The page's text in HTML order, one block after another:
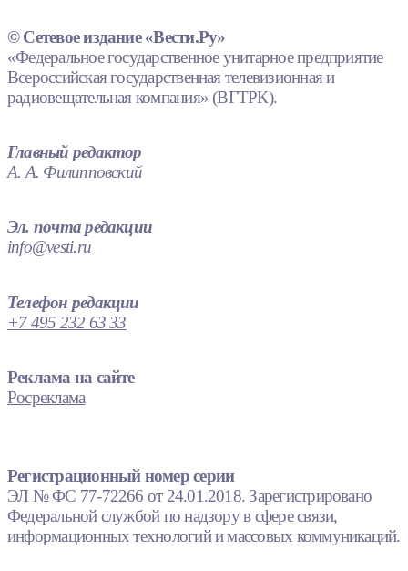
© Сетевое издание «Вести.Ру»
«Федеральное государственное унитарное предприятие
Всероссийская государственная телевизионная и
радиовещательная компания» (ВГТРК).
Главный редактор
А. А. Филипповский
Эл. почта редакции
info@vesti.ru
Телефон редакции
+7 495 232 63 33
Реклама на сайте
Росреклама
Регистрационный номер серии
ЭЛ № ФС 77-72266 от 24.01.2018. Зарегистрировано
Федеральной службой по надзору в сфере связи,
информационных технологий и массовых коммуникаций.